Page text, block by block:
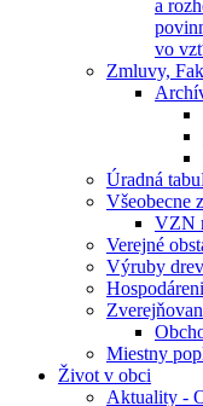
a
vo
Zmluvy,
Úradná
Všeobecne
VZN
Verejné
Výruby
Miestny
Život v obci
Aktuality -